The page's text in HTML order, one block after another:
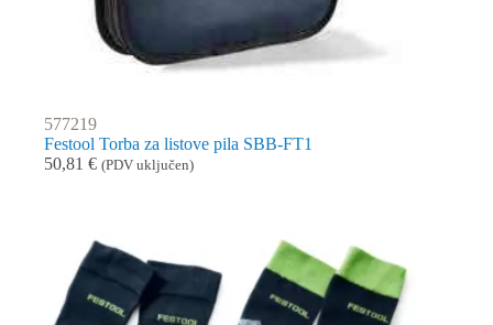
577219
Festool Torba za listove pila SBB-FT1
50,81 € (PDV uključen)